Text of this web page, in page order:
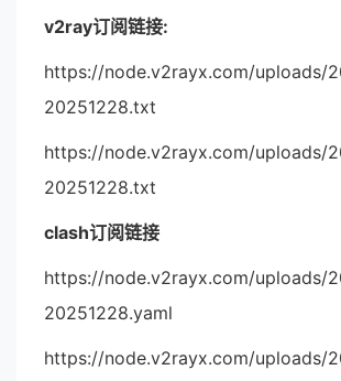
v2ray订阅链接:
https://node.v2rayx.com/uploads/
20251228.txt
https://node.v2rayx.com/uploads/
20251228.txt
clash订阅链接
https://node.v2rayx.com/uploads/
20251228.yaml
https://node.v2rayx.com/uploads/